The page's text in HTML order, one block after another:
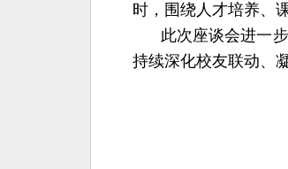
时，围绕人才培养、
此次座谈会进一
持续深化校友联动、